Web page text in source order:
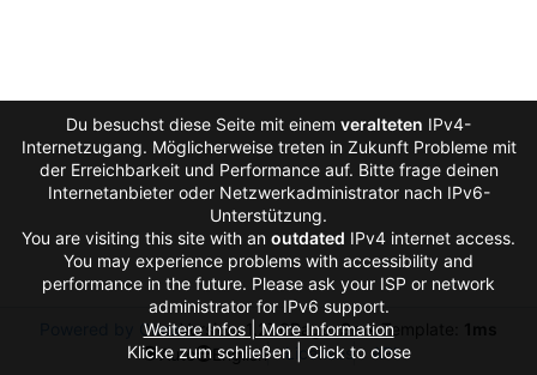
Powered by GiteaVersion: 1.27.0Page:3msTemplate:
Auto
English Licenses API
Du besuchst diese Seite mit einem veralteten IPv4-
Internetzugang. Möglicherweise treten in Zukunft Probleme mit
der Erreichbarkeit und Performance auf. Bitte frage deinen
Internetanbieter oder Netzwerkadministrator nach IPv6-
Unterstützung.
You are visiting this site with an outdated IPv4 internet access.
You may experience problems with accessibility and
performance in the future. Please ask your ISP or network
administrator for IPv6 support.
Weitere Infos | More Information
Klicke zum schließen | Click to close